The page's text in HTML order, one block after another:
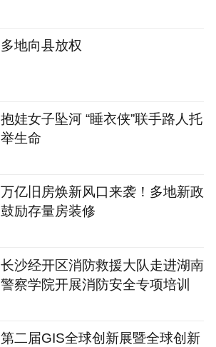
多地向县放权
抱娃女子坠河 “睡衣侠”联手路人托
举生命
万亿旧房焕新风口来袭！多地新政
鼓励存量房装修
长沙经开区消防救援大队走进湖南
警察学院开展消防安全专项培训
第二届GIS全球创新展暨全球创新